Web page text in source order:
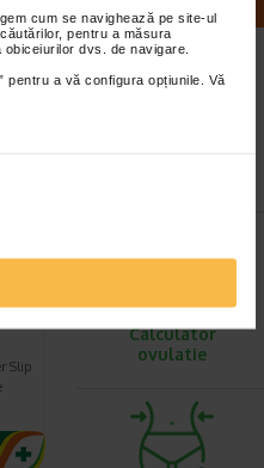
cum se navighează pe site-ul
pentru a măsura
dvs. de navigare.
pentru a vă configura opțiunile. Vă
Slip
CALCULATOARE
Calculator
ovulatie